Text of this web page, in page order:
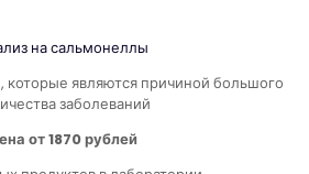
насальмонеллы
которые являются причиной большого
заболеваний
от 1870 рублей